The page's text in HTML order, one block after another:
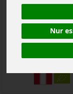
Nur
1 * Stk (2,10 € /
Stk
Anzahl
2,10€